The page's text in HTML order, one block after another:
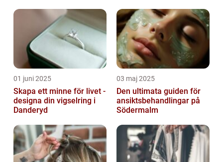
01 juni 2025
Skapa ett minne för livet -
designa din vigselring i
Danderyd
03 maj 2025
Den ultimata guiden för
ansiktsbehandlingar på
Södermalm